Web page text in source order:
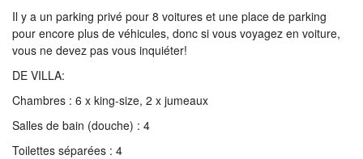
Il y a un parking privé pour 8 voitures et une place de parking
pour encore plus de véhicules, donc si vous voyagez en voiture,
vous ne devez pas vous inquiéter!
DE VILLA:
Chambres : 6 x king-size, 2 x jumeaux
Salles de bain (douche) : 4
Toilettes séparées : 4